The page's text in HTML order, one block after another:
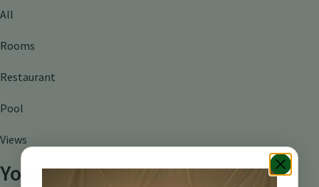
All
Rooms
Restaurant
Pool
Views
Your journey awaits